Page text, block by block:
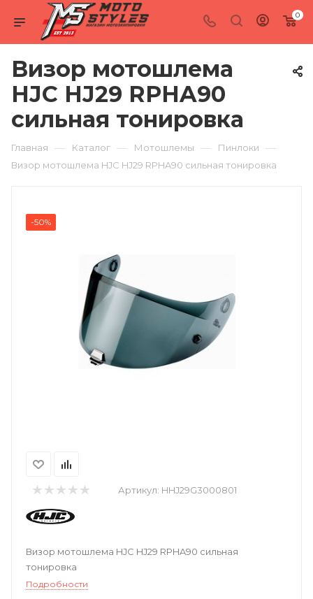
0
Визор мотошлема
HJC HJ29 RPHA90
сильная тонировка
Главная — Каталог — Мотошлемы — Пинлоки —
Визор мотошлема HJC HJ29 RPHA90 сильная тонировка
-50%
Артикул: HHJ29G3000801
Визор мотошлема HJC HJ29 RPHA90 сильная
тонировка
Подробности